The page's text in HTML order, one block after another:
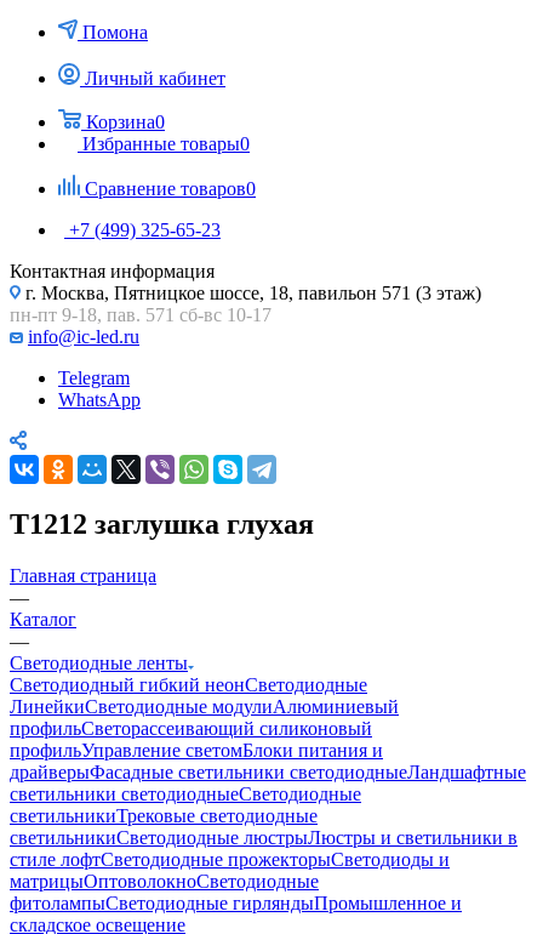
Помона
Личный кабинет
Корзина0
Избранные товары0
Сравнение товаров0
+7 (499) 325-65-23
Контактная информация
г. Москва, Пятницкое шоссе, 18, павильон 571 (3 этаж)
пн-пт 9-18, пав. 571 сб-вс 10-17
info@ic-led.ru
Telegram
WhatsApp
T1212 заглушка глухая
Главная страница
—
Каталог
—
Светодиодные ленты
Светодиодный гибкий неонСветодиодные
ЛинейкиСветодиодные модулиАлюминиевый
профильСветорассеивающий силиконовый
профильУправление светомБлоки питания и
драйверыФасадные светильники светодиодныеЛандшафтные
светильники светодиодныеСветодиодные
светильникиТрековые светодиодные
светильникиСветодиодные люстрыЛюстры и светильники в
стиле лофтСветодиодные прожекторыСветодиоды и
матрицыОптоволокноСветодиодные
фитолампыСветодиодные гирляндыПромышленное и
складское освещение